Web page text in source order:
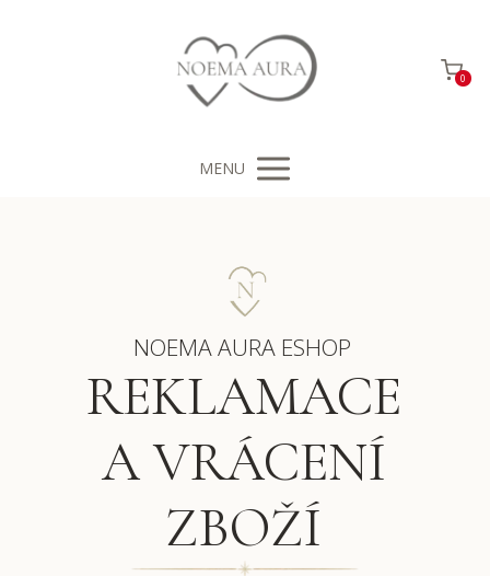
0
MENU
NOEMA AURA ESHOP
REKLAMACE
A VRÁCENÍ
ZBOŽÍ